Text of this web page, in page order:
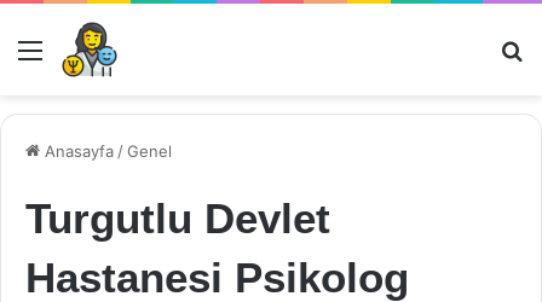
Menü
Anasayfa /Genel
Turgutlu Devlet
Hastanesi Psikolog